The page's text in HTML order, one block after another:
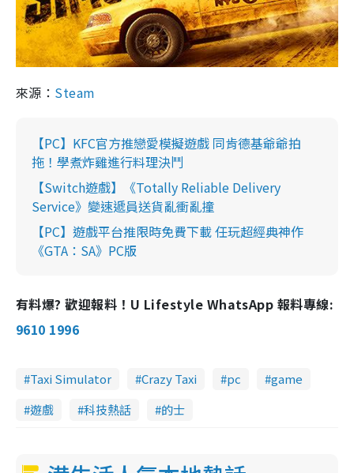
來源： Steam
【PC】KFC官方推戀愛模擬遊戲 同肯德基爺爺拍
拖！學煮炸雞進行料理決鬥
【Switch遊戲】《Totally Reliable Delivery
Service》變速遞員送貨亂衝亂撞
【PC】遊戲平台推限時免費下載 任玩超經典神作
《GTA：SA》PC版
有料爆? 歡迎報料！U Lifestyle WhatsApp 報料專線:
9610 1996
Taxi Simulator Crazy Taxi pc
game
遊戲
科技熱話 的士